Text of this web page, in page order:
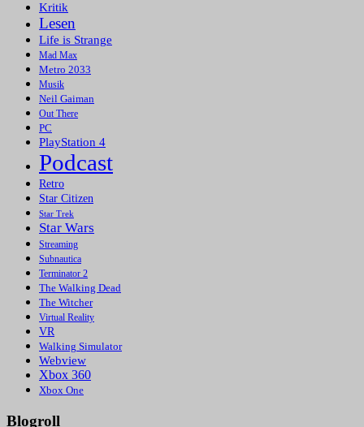
Kritik
Lesen
Life is Strange
Mad Max
Metro 2033
Musik
Neil Gaiman
Out There
PC
PlayStation 4
Podcast
Retro
Star Citizen
Star Trek
Star Wars
Streaming
Subnautica
Terminator 2
The Walking Dead
The Witcher
Virtual Reality
VR
Walking Simulator
Webview
Xbox 360
Xbox One
Blogroll